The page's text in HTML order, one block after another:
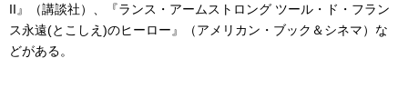
II』（講談社）、『ランス・アームストロング ツール・ド・フラン
ス永遠(とこしえ)のヒーロー』（アメリカン・ブック＆シネマ）な
どがある。